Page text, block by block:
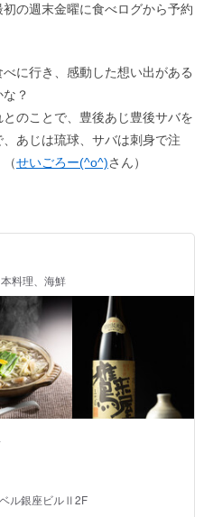
初の週末金曜に食べログから予約
に行き、感動した想い出がある
？
のことで、豊後あじ豊後サバを
あじは琉球、サバは刺身で注
せいごろー(^o^)さん）
料理、海鮮
ル銀座ビルⅡ2F